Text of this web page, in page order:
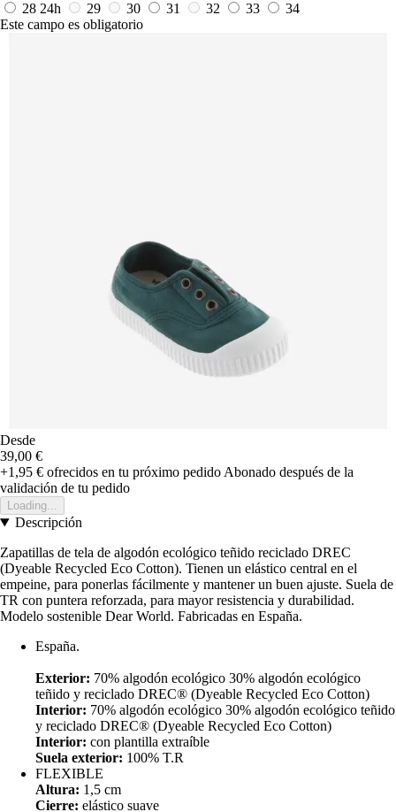
28 24h 29 30 31 32 33
34
Este campo es obligatorio
Desde
39,00 €
+1,95 € ofrecidos en tu próximo pedido Abonado después de la
validación de tu pedido
Loading...
Descripción
Zapatillas de tela de algodón ecológico teñido reciclado DREC
(Dyeable Recycled Eco Cotton). Tienen un elástico central en el
empeine, para ponerlas fácilmente y mantener un buen ajuste. Suela de
TR con puntera reforzada, para mayor resistencia y durabilidad.
Modelo sostenible Dear World. Fabricadas en España.
España.
Exterior: 70% algodón ecológico 30% algodón ecológico
teñido y reciclado DREC® (Dyeable Recycled Eco Cotton)
Interior: 70% algodón ecológico 30% algodón ecológico teñido
y reciclado DREC® (Dyeable Recycled Eco Cotton)
Interior: con plantilla extraíble
Suela exterior: 100% T.R
FLEXIBLE
Altura: 1,5 cm
Cierre: elástico suave